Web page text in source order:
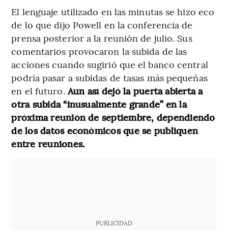
El lenguaje utilizado en las minutas se hizo eco
de lo que dijo Powell en la conferencia de
prensa posterior a la reunión de julio. Sus
comentarios provocaron la subida de las
acciones cuando sugirió que el banco central
podría pasar a subidas de tasas más pequeñas
en el futuro.Aun así dejó la puerta abierta a
otra subida “inusualmente grande” en la
próxima reunión de septiembre, dependiendo
de los datos económicos que se publiquen
entre reuniones.
PUBLICIDAD